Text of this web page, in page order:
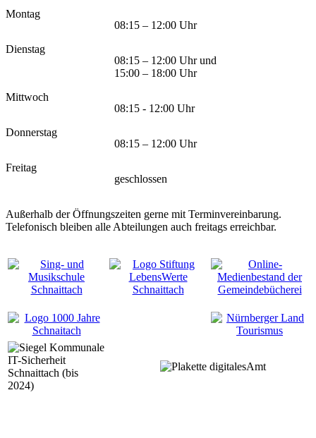
Montag
08:15 – 12:00 Uhr
Dienstag
08:15 – 12:00 Uhr und
15:00 – 18:00 Uhr
Mittwoch
08:15 - 12:00 Uhr
Donnerstag
08:15 – 12:00 Uhr
Freitag
geschlossen
Außerhalb der Öffnungszeiten gerne mit Terminvereinbarung.
Telefonisch bleiben alle Abteilungen auch freitags erreichbar.